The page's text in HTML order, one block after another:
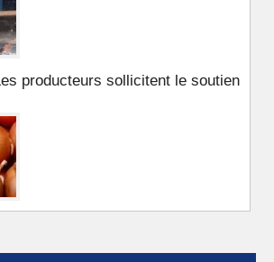
producteurs sollicitent le soutien